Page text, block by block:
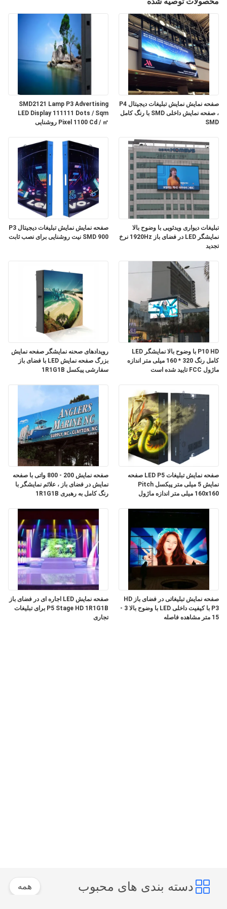
ما
تور
کارخانه
کنترل
کیفیت
تماس
بگیرید
اخبار
چت
کن
BAIDU
سایت
سیاست
حفظ
حریم
خصوصی
SMD2121 Lamp P3 Advertising
LED Display 111111 Dots / Sqm
Pixel 1100 Cd / ㎡ روشنایی
صفحه نمایش نمایش تبلیغات دیجیتال P4
، صفحه نمایش داخلی SMD با رنگ کامل
SMD
صفحه نمایش نمایش تبلیغات دیجیتال P3
SMD 900 نیت روشنایی برای نصب ثابت
تبلیغات دیواری ویدئویی با وضوح بالا
نمایشگر LED در فضای باز 1920Hz نرخ
تجدید
رویدادهای صحنه نمایشگر صفحه نمایش
بزرگ صفحه نمایش LED با فضای باز
سفارشی پیکسل 1R1G1B
P10 HD با وضوح بالا نمایشگر LED
کامل رنگ 320 * 160 میلی متر اندازه
ماژول FCC تایید شده است
صفحه نمایش 200 - 800 واتی با صفحه
نمایش در فضای باز ، علائم نمایشگر با
رنگ کامل به رهبری 1R1G1B
صفحه نمایش تبلیغات LED P5 صفحه
نمایش 5 میلی متر پیکسل Pitch
160x160 میلی متر اندازه ماژول
صفحه نمایش LED اجاره ای در فضای باز
P5 Stage HD 1R1G1B برای تبلیغات
تجاری
صفحه نمایش تبلیغاتی در فضای باز HD
P3 با کیفیت داخلی LED با وضوح بالا 3 -
15 متر مشاهده فاصله
دسته بندی های محبوب همه